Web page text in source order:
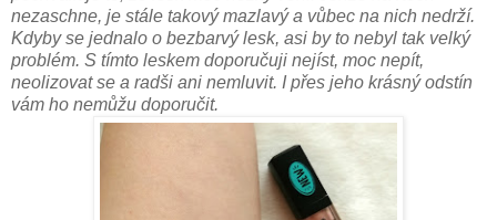
nezaschne, je stále takový mazlavý a vůbec na nich nedrží.
Kdyby se jednalo o bezbarvý lesk, asi by to nebyl tak velký
problém. S tímto leskem doporučuji nejíst, moc nepít,
neolizovat se a radši ani nemluvit. I přes jeho krásný odstín
vám ho nemůžu doporučit.